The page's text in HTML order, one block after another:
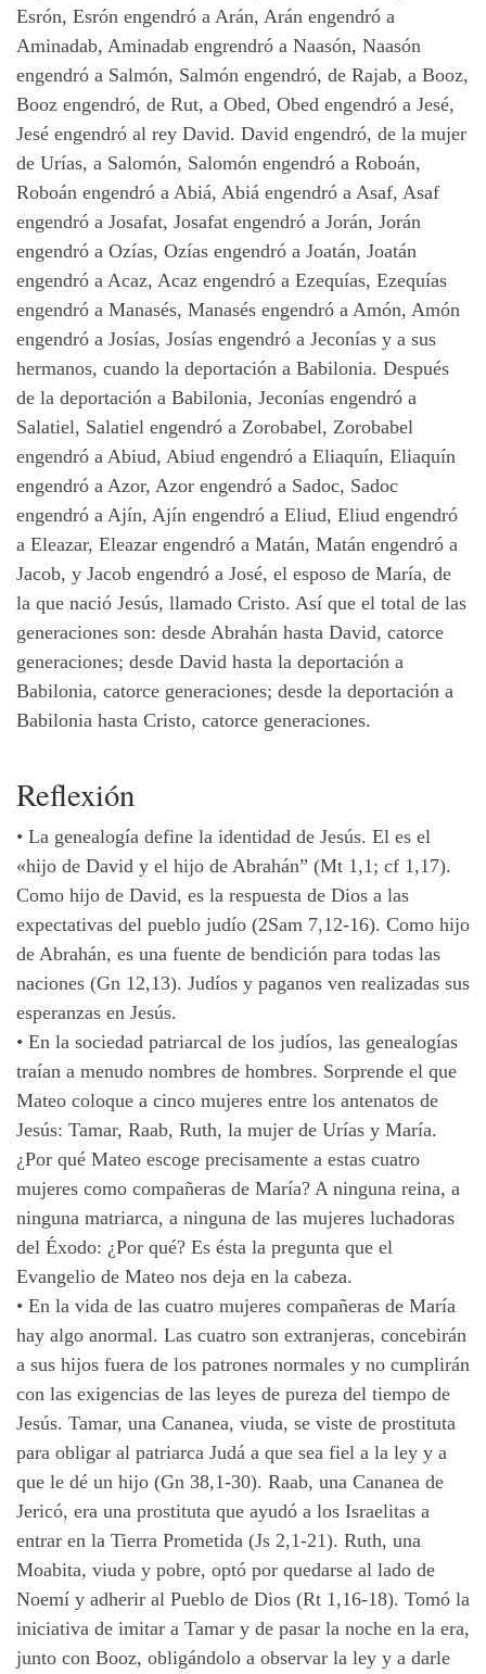
Esrón, Esrón engendró a Arán, Arán engendró a
Aminadab, Aminadab engrendró a Naasón, Naasón
engendró a Salmón, Salmón engendró, de Rajab, a Booz,
Booz engendró, de Rut, a Obed, Obed engendró a Jesé,
Jesé engendró al rey David. David engendró, de la mujer
de Urías, a Salomón, Salomón engendró a Roboán,
Roboán engendró a Abiá, Abiá engendró a Asaf, Asaf
engendró a Josafat, Josafat engendró a Jorán, Jorán
engendró a Ozías, Ozías engendró a Joatán, Joatán
engendró a Acaz, Acaz engendró a Ezequías, Ezequías
engendró a Manasés, Manasés engendró a Amón, Amón
engendró a Josías, Josías engendró a Jeconías y a sus
hermanos, cuando la deportación a Babilonia. Después
de la deportación a Babilonia, Jeconías engendró a
Salatiel, Salatiel engendró a Zorobabel, Zorobabel
engendró a Abiud, Abiud engendró a Eliaquín, Eliaquín
engendró a Azor, Azor engendró a Sadoc, Sadoc
engendró a Ajín, Ajín engendró a Eliud, Eliud engendró
a Eleazar, Eleazar engendró a Matán, Matán engendró a
Jacob, y Jacob engendró a José, el esposo de María, de
la que nació Jesús, llamado Cristo. Así que el total de las
generaciones son: desde Abrahán hasta David, catorce
generaciones; desde David hasta la deportación a
Babilonia, catorce generaciones; desde la deportación a
Babilonia hasta Cristo, catorce generaciones.
Reflexión
• La genealogía define la identidad de Jesús. El es el
«hijo de David y el hijo de Abrahán” (Mt 1,1; cf 1,17).
Como hijo de David, es la respuesta de Dios a las
expectativas del pueblo judío (2Sam 7,12-16). Como hijo
de Abrahán, es una fuente de bendición para todas las
naciones (Gn 12,13). Judíos y paganos ven realizadas sus
esperanzas en Jesús.
• En la sociedad patriarcal de los judíos, las genealogías
traían a menudo nombres de hombres. Sorprende el que
Mateo coloque a cinco mujeres entre los antenatos de
Jesús: Tamar, Raab, Ruth, la mujer de Urías y María.
¿Por qué Mateo escoge precisamente a estas cuatro
mujeres como compañeras de María? A ninguna reina, a
ninguna matriarca, a ninguna de las mujeres luchadoras
del Éxodo: ¿Por qué? Es ésta la pregunta que el
Evangelio de Mateo nos deja en la cabeza.
• En la vida de las cuatro mujeres compañeras de María
hay algo anormal. Las cuatro son extranjeras, concebirán
a sus hijos fuera de los patrones normales y no cumplirán
con las exigencias de las leyes de pureza del tiempo de
Jesús. Tamar, una Cananea, viuda, se viste de prostituta
para obligar al patriarca Judá a que sea fiel a la ley y a
que le dé un hijo (Gn 38,1-30). Raab, una Cananea de
Jericó, era una prostituta que ayudó a los Israelitas a
entrar en la Tierra Prometida (Js 2,1-21). Ruth, una
Moabita, viuda y pobre, optó por quedarse al lado de
Noemí y adherir al Pueblo de Dios (Rt 1,16-18). Tomó la
iniciativa de imitar a Tamar y de pasar la noche en la era,
junto con Booz, obligándolo a observar la ley y a darle